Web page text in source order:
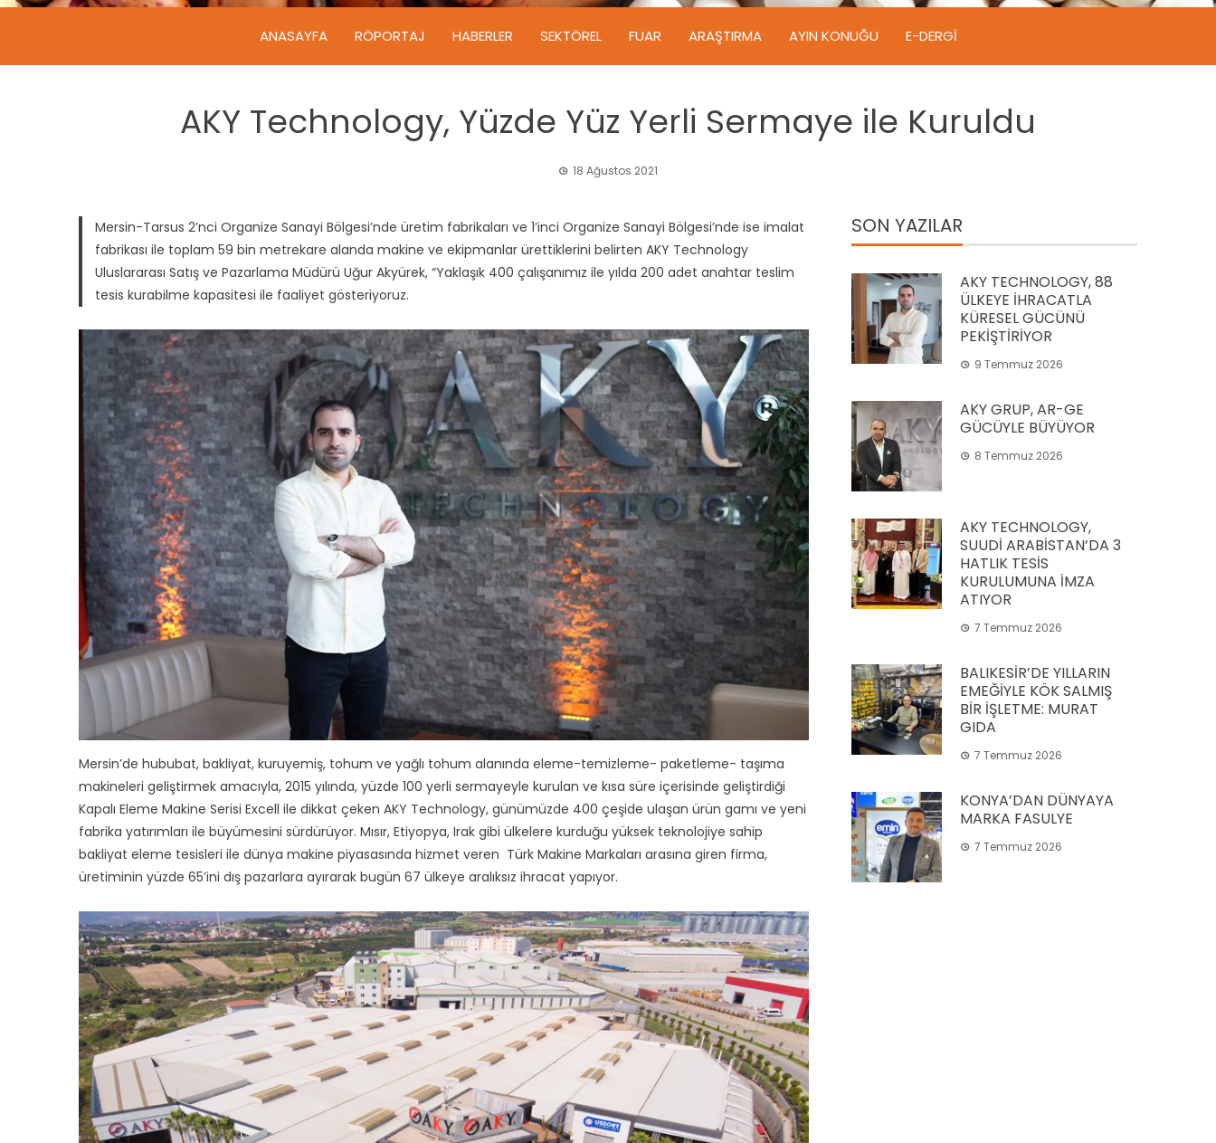
ANASAYFA RÖPORTAJ HABERLER SEKTÖREL FUAR ARAŞTIRMA AYIN KONUĞU E-DERGI
AKY Technology, Yüzde Yüz Yerli Sermaye ile Kuruldu
18 Ağustos 2021
Mersin-Tarsus 2’nci Organize Sanayi Bölgesi’nde üretim fabrikaları ve 1’inci Organize Sanayi Bölgesi’nde ise imalat
fabrikası ile toplam 59 bin metrekare alanda makine ve ekipmanlar ürettiklerini belirten AKY Technology
Uluslararası Satış ve Pazarlama Müdürü Uğur Akyürek, “Yaklaşık 400 çalışanımız ile yılda 200 adet anahtar teslim
tesis kurabilme kapasitesi ile faaliyet gösteriyoruz.
Mersin’de hububat, bakliyat, kuruyemiş, tohum ve yağlı tohum alanında eleme-temizleme- paketleme- taşıma
makineleri geliştirmek amacıyla, 2015 yılında, yüzde 100 yerli sermayeyle kurulan ve kısa süre içerisinde geliştirdiği
Kapalı Eleme Makine Serisi Excell ile dikkat çeken AKY Technology, günümüzde 400 çeşide ulaşan ürün gamı ve yeni
fabrika yatırımları ile büyümesini sürdürüyor. Mısır, Etiyopya, Irak gibi ülkelere kurduğu yüksek teknolojiye sahip
bakliyat eleme tesisleri ile dünya makine piyasasında hizmet veren Türk Makine Markaları arasına giren firma,
üretiminin yüzde 65’ini dış pazarlara ayırarak bugün 67 ülkeye aralıksız ihracat yapıyor.
SON YAZILAR
AKY TECHNOLOGY, 88
ÜLKEYE İHRACATLA
KÜRESEL GÜCÜNÜ
PEKİŞTİRİYOR
9 Temmuz 2026
AKY GRUP, AR-GE
GÜCÜYLE BÜYÜYOR
8 Temmuz 2026
AKY TECHNOLOGY,
SUUDİ ARABİSTAN’DA 3
HATLIK TESİS
KURULUMUNA İMZA
ATIYOR
7 Temmuz 2026
BALIKESİR’DE YILLARIN
EMEĞİYLE KÖK SALMIŞ
BİR İŞLETME: MURAT
GIDA
7 Temmuz 2026
KONYA’DAN DÜNYAYA
MARKA FASULYE
7 Temmuz 2026